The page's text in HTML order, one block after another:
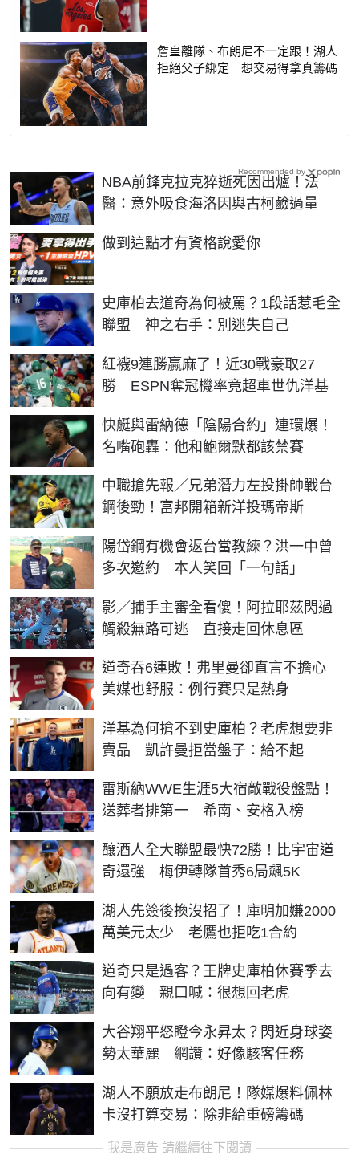
詹皇離隊、布朗尼不一定跟！湖人
拒絕父子綁定 想交易得拿真籌碼
NBA前鋒克拉克猝逝死因出爐！法
醫：意外吸食海洛因與古柯鹼過量
做到這點才有資格說愛你
PR
史庫柏去道奇為何被罵？1段話惹毛全
聯盟 神之右手：別迷失自己
紅襪9連勝贏麻了！近30戰豪取27
勝 ESPN奪冠機率竟超車世仇洋基
快艇與雷納德「陰陽合約」連環爆！
名嘴砲轟：他和鮑爾默都該禁賽
中職搶先報／兄弟潛力左投掛帥戰台
鋼後勁！富邦開箱新洋投瑪帝斯
陽岱鋼有機會返台當教練？洪一中曾
多次邀約 本人笑回「一句話」
影／捕手主審全看傻！阿拉耶茲閃過
觸殺無路可逃 直接走回休息區
道奇吞6連敗！弗里曼卻直言不擔心
美媒也舒服：例行賽只是熱身
洋基為何搶不到史庫柏？老虎想要非
賣品 凱許曼拒當盤子：給不起
雷斯納WWE生涯5大宿敵戰役盤點！
送葬者排第一 希南、安格入榜
釀酒人全大聯盟最快72勝！比宇宙道
奇還強 梅伊轉隊首秀6局飆5K
湖人先簽後換沒招了！庫明加嫌2000
萬美元太少 老鷹也拒吃1合約
道奇只是過客？王牌史庫柏休賽季去
向有變 親口喊：很想回老虎
大谷翔平怒瞪今永昇太？閃近身球姿
勢太華麗 網讚：好像駭客任務
湖人不願放走布朗尼！隊媒爆料佩林
卡沒打算交易：除非給重磅籌碼
Recommended by
我是廣告 請繼續往下閱讀